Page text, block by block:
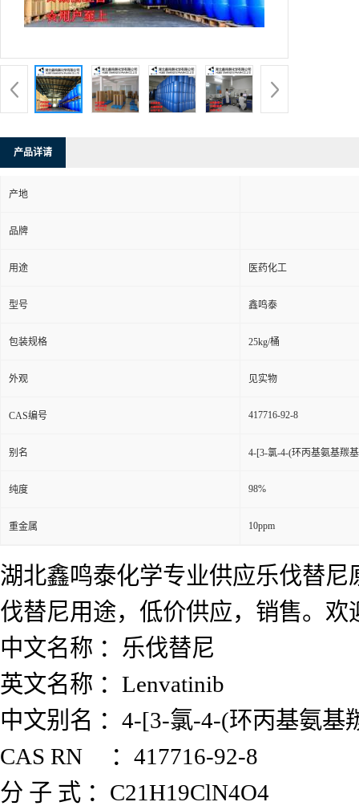
产品详请
产地
品牌
用途 医药化工
型号 鑫鸣泰
包装规格 25kg/桶
外观 见实物
CAS编号 417716-92-8
别名 4-[3-氯-4-(环丙基氨基羰
纯度 98%
重金属 10ppm
湖北鑫鸣泰化学专业供应乐伐替
伐替尼用途，低价供应，销售。
中文名称 ：乐伐替尼
英文名称 ：Lenvatinib
中文别名 ：4-[3-氯-4-(环丙基氨
CAS RN ：417716-92-8
分 子 式 ：C21H19ClN4O4